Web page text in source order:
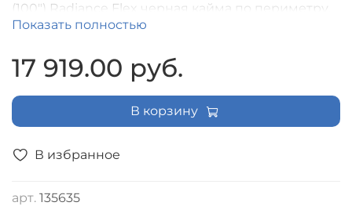
В избранное
арт. 135635
(100") Radiance Flex черная кайма по периметру,
черная кайма сверху 38 см,триггер,IR,RF
(16:10) [LMRC-101204]
Показать полностью
17 919.00 руб.
В корзину